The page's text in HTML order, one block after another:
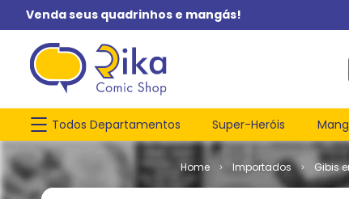
Venda seus quadrinhos e mangás!
Todos Departamentos Super-Heróis
Importados Gibis